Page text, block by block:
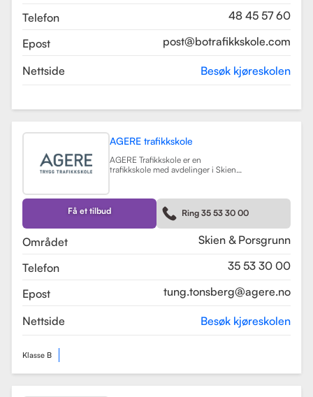
Telefon
48 45 57 60
Epost
post@botrafikkskole.com
Nettside Besøk kjøreskolen
AGERE trafikkskole
AGERE Trafikkskole er en
trafikkskole med avdelinger i Skien
førerkortklasser, fra moped til buss
og lastebil. Skolen har som mål å gi
elevene de nødvendige ferdighetene
og holdningene for å bli trygge og
kompetente sjåfører, med et fokus
på nullvisjonen om ingen drepte
god kvalitet på opplæringen.
AGERE Trafikkskole tilbyr også ulike
teorikurs og spesialiserte moduler
Les mer
Få et tilbud Ring 35 53 30 00
Området
Skien & Porsgrunn
Telefon
35 53 30 00
Epost
tung.tonsberg@agere.no
Nettside Besøk kjøreskolen
Klasse B